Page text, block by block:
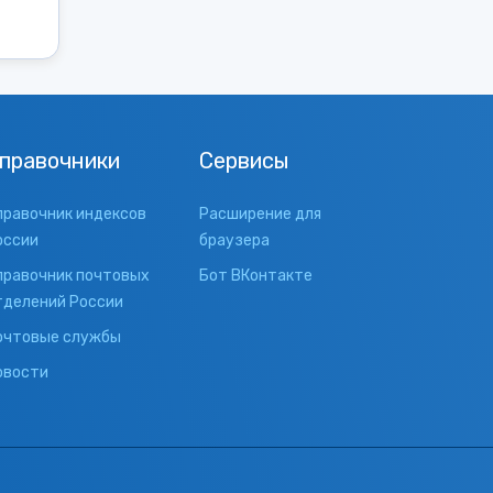
индексов
почтовых
России
службы
Сервисы
Расширение для
браузера
Бот ВКонтакте